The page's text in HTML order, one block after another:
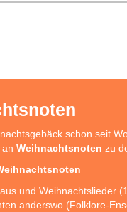
schon seit
Weihnachtsnoten zu
und Weihnachtslieder
anderswo (Folklore-